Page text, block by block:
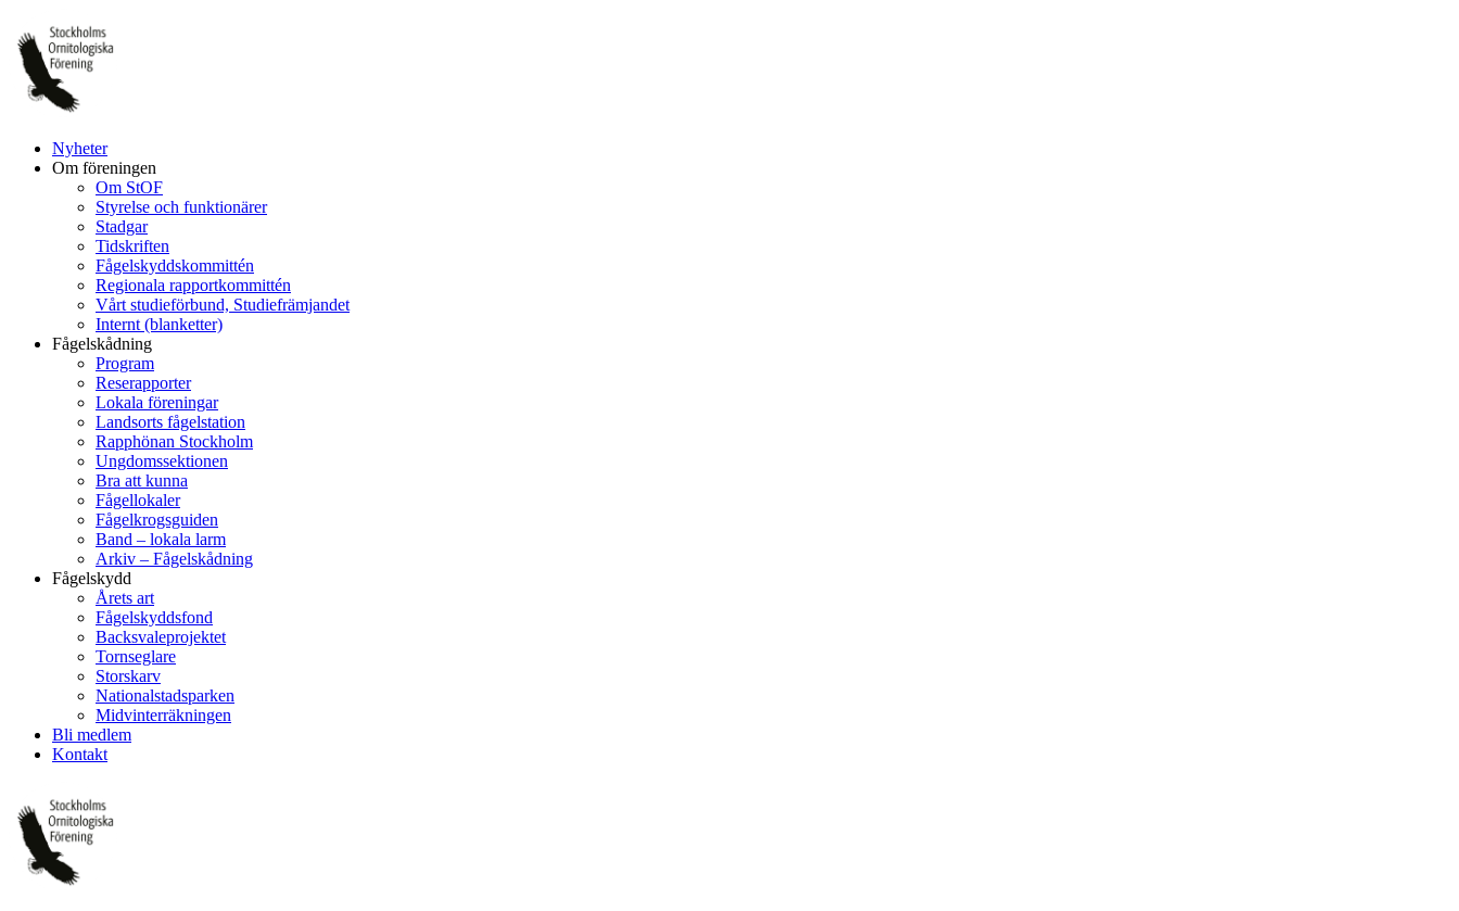
till
innehåll
Nyheter
Om föreningen
Om StOF
Styrelse och funktionärer
Stadgar
Tidskriften
Fågelskyddskommittén
Regionala rapportkommittén
Vårt studieförbund, Studiefrämjandet
Internt (blanketter)
Fågelskådning
Program
Reserapporter
Lokala föreningar
Landsorts fågelstation
Rapphönan Stockholm
Ungdomssektionen
Bra att kunna
Fågellokaler
Fågelkrogsguiden
Band – lokala larm
Arkiv – Fågelskådning
Fågelskydd
Årets art
Fågelskyddsfond
Backsvaleprojektet
Tornseglare
Storskarv
Nationalstadsparken
Midvinterräkningen
Bli medlem
Kontakt